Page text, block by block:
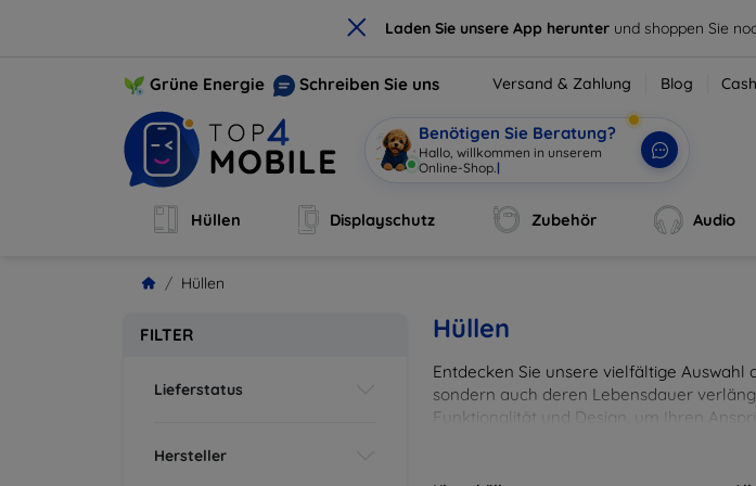
× Laden Sie unsere App herunter und shoppen Sie
Grüne Energie Schreiben Sie uns Versand & Zahlung Blog
Benötigen Sie Beratung?
Hallo, willkommen in unserem
Online-Shop. |
Hüllen Displayschutz Zubehör Audio
Hüllen
FILTER
Lieferstatus
Hersteller
Hüllen
Entdecken Sie unsere vielfältige
sondern auch deren Lebensdauer
Funktionalität und Design, um Ihren